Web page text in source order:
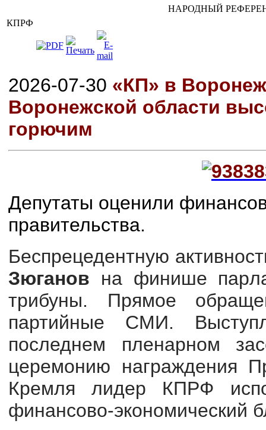
НАРОДНЫЙ
КПРФ
2026-07-30 «КП» в
Воронежской области
горючим
Депутаты оценили
правительства.
Беспрецедентную
Зюганов на финише
трибуны. Прямое
партийные СМИ.
последнем пленарном
церемонию награждения
Кремля лидер КПРФ
финансово-экономический